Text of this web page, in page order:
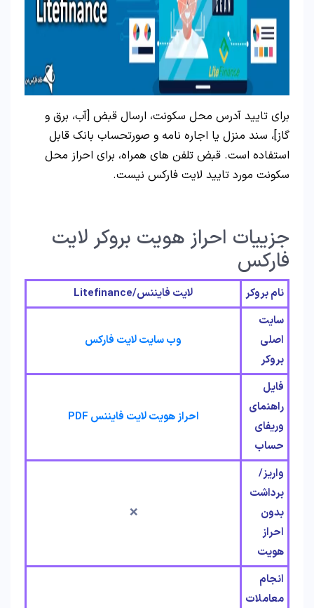
برای تایید آدرس محل سکونت، ارسال قبض [آب، برق و
گاز]، سند منزل یا اجاره نامه و صورتحساب بانک قابل
استفاده است. قبض تلفن های همراه، برای احراز محل
سکونت مورد تایید لایت فارکس نیست.
جزییات احراز هویت بروکر لایت
فارکس
نام بروکر
لایت فایننس/Litefinance
سایت
اصلی
بروکر
وب سایت لایت فارکس
فایل
راهنمای
وریفای
حساب
احراز هویت لایت فایننس PDF
واریز/
برداشت
بدون
احراز
هویت
❌
انجام
معاملات